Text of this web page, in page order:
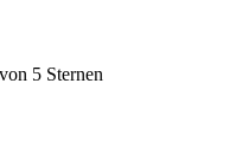
5 Sternen